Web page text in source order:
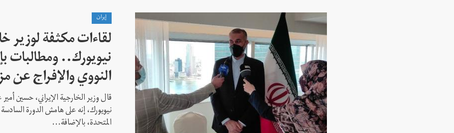
إيران
لقاءات مكثفة لوزير
نيويورك.. ومطالبات
النووي والإفراج
قال وزير الخارجية الإيراني، حسين
نيويورك، إنه على هامش الدورة
المتحدة، بالإضافة...